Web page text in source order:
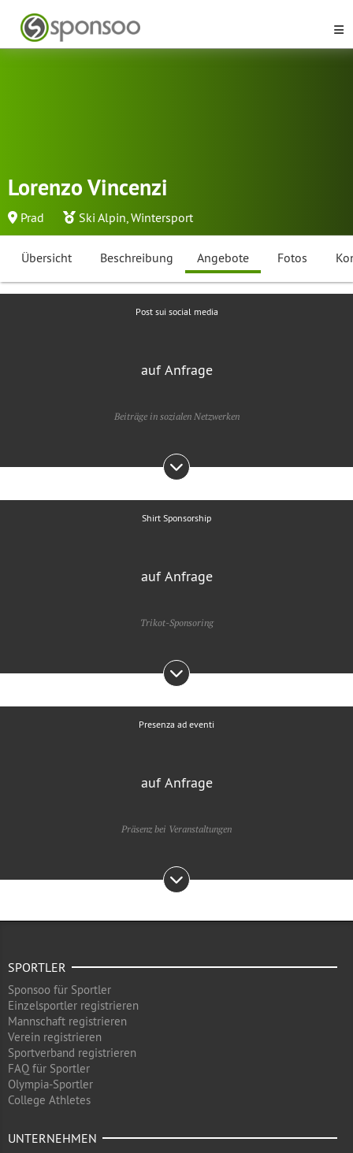
Lorenzo Vincenzi
Prad Ski Alpin,Wintersport
Übersicht Beschreibung Angebote Fotos
Post sui social media
auf Anfrage
Beiträge in sozialen Netzwerken
Shirt Sponsorship
auf Anfrage
Trikot-Sponsoring
Presenza ad eventi
auf Anfrage
Präsenz bei Veranstaltungen
SPORTLER
Sponsoo für Sportler
Einzelsportler registrieren
Mannschaft registrieren
Verein registrieren
Sportverband registrieren
FAQ für Sportler
Olympia-Sportler
College Athletes
UNTERNEHMEN